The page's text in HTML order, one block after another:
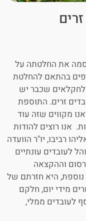
את החלטתה על
בהתאם להחלטת
לחקלאים שכבר יש
זרים. התוספת
מקווים שזה עוד
אנו רוצים להודות
רביבו, יו"ר הוועדה
לעובדים עונתיים
וההקצאה
נוספת, היא חזרתם של
מידי יום, חלקם
לעובדים ממלי,